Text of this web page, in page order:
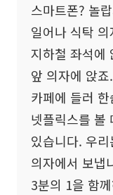
스마트폰? 놀
일어나 식탁
지하철 좌석에
앞 의자에 앉
카페에 들러
넷플릭스를 볼
있습니다. 우
의자에서 보냅
3분의 1을 함